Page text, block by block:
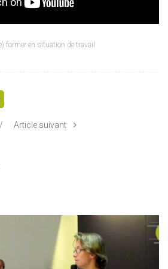
former en situation de travail
/ Article suivant